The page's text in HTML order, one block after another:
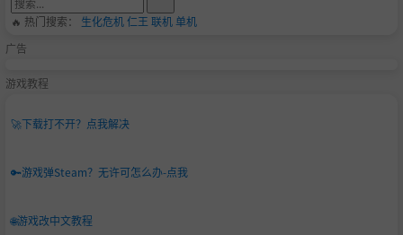
🔥 热门搜索： 生化危机仁王 联机单机
广告
游戏教程
🚀下载打不开？点我解决
🔑游戏弹Steam？无许可怎么办-点我
🌐游戏改中文教程